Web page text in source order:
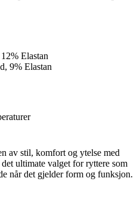
Elastan
9% Elastan
av stil, komfort og ytelse med
ultimate valget for ryttere som
når det gjelder form og funksjon.